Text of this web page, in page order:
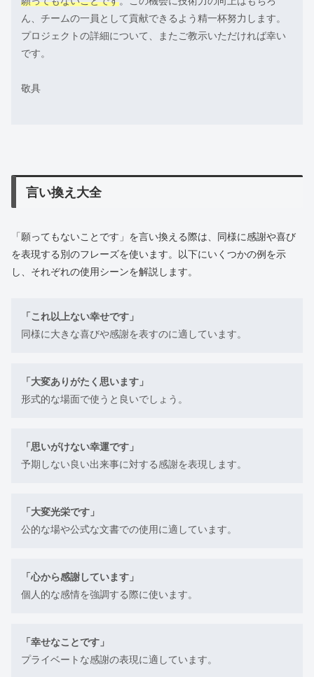
ん、チームの一員として貢献できるよう精一杯努力します。
プロジェクトの詳細について、またご教示いただければ幸い
です。
敬具
言い換え大全
「願ってもないことです」を言い換える際は、同様に感謝や喜び
を表現する別のフレーズを使います。以下にいくつかの例を示
し、それぞれの使用シーンを解説します。
「これ以上ない幸せです」
同様に大きな喜びや感謝を表すのに適しています。
「大変ありがたく思います」
形式的な場面で使うと良いでしょう。
「思いがけない幸運です」
予期しない良い出来事に対する感謝を表現します。
「大変光栄です」
公的な場や公式な文書での使用に適しています。
「心から感謝しています」
個人的な感情を強調する際に使います。
「幸せなことです」
プライベートな感謝の表現に適しています。